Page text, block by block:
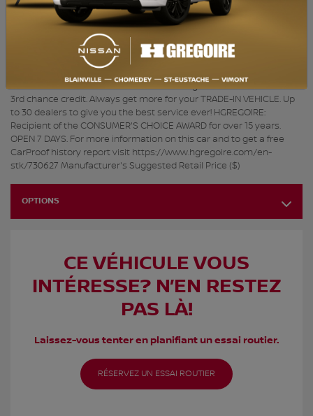
OUVERT 7 JOURS. Pour plus d'information sur cette voiture et pour
obtenir le rapport d’historique CarProof gratuitement visitez
https://www.hgregoire.com/fr-stk/730627 *Prix du manufacturier
neuf ($) - Back-Up Camera, Bluetooth, Heated Seats BUY YOUR
VEHICLE 100% ONLINE with HGregoire. QUALITY CERTIFIED: Over
back. BETTER RATES: Get the best financing rate and even a 2nd or
3rd chance credit. Always get more for your TRADE-IN VEHICLE. Up
to 30 dealers to give you the best service ever! HGREGOIRE:
Recipient of the CONSUMER'S CHOICE AWARD for over 15 years.
OPEN 7 DAYS. For more information on this car and to get a free
CarProof history report visit https://www.hgregoire.com/en-
stk/730627 Manufacturer's Suggested Retail Price ($)
OPTIONS
CE VÉHICULE VOUS
INTÉRESSE? N’EN RESTEZ
PAS LÀ!
Laissez-vous tenter en planifiant un essai routier.
RÉSERVEZ UN ESSAI ROUTIER